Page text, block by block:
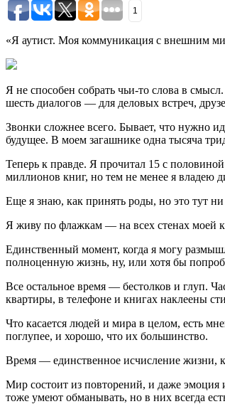
1
«Я аутист. Моя коммуникация с внешним
Я не способен собрать чьи-то слова в
шесть диалогов — для деловых встреч,
Звонки сложнее всего. Бывает, что нужно
будущее. В моем загашнике одна тысяча
Теперь к правде. Я прочитал 15 с
миллионов книг, но тем не менее я владею
Еще я знаю, как принять роды, но это тут
Я живу по флажкам — на всех стенах моей
Единственный момент, когда я могу
полноценную жизнь, ну, или хотя бы
Все остальное время — бестолков и глуп.
квартиры, в телефоне и книгах наклеены
Что касается людей и мира в целом, есть
поглупее, и хорошо, что их большинство.
Время — единственное исчисление жизни,
Мир состоит из повторений, и даже эмоция
тоже умеют обманывать, но в них всегда